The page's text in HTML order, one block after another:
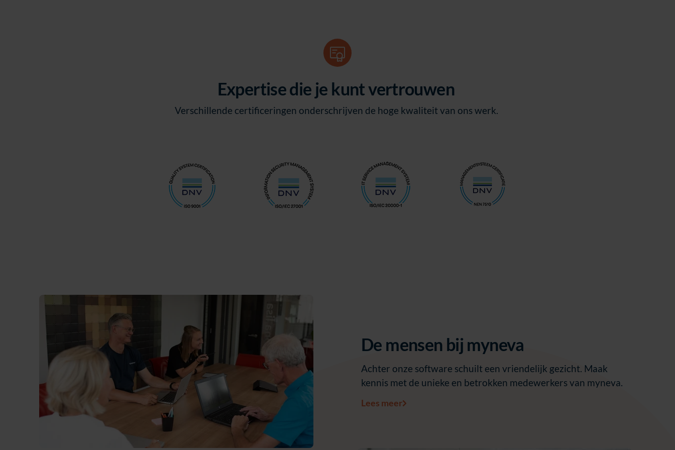
Expertise die je kunt vertrouwen
Verschillende certificeringen onderschrijven de hoge kwaliteit van ons werk.
De mensen bij myneva
Achter onze software schuilt een vriendelijk gezicht. Maak
kennis met de unieke en betrokken medewerkers van myneva.
Lees meer